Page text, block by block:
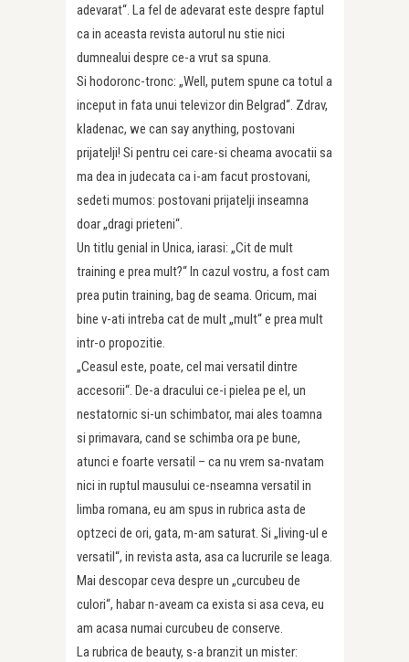
adevarat“. La fel de adevarat este despre faptul
ca in aceasta revista autorul nu stie nici
dumnealui despre ce-a vrut sa spuna.
Si hodoronc-tronc: „Well, putem spune ca totul a
inceput in fata unui televizor din Belgrad“. Zdrav,
kladenac, we can say anything, postovani
prijatelji! Si pentru cei care-si cheama avocatii sa
ma dea in judecata ca i-am facut prostovani,
sedeti mumos: postovani prijatelji inseamna
doar „dragi prieteni“.
Un titlu genial in Unica, iarasi: „Cit de mult
training e prea mult?“ In cazul vostru, a fost cam
prea putin training, bag de seama. Oricum, mai
bine v-ati intreba cat de mult „mult“ e prea mult
intr-o propozitie.
„Ceasul este, poate, cel mai versatil dintre
accesorii“. De-a dracului ce-i pielea pe el, un
nestatornic si-un schimbator, mai ales toamna
si primavara, cand se schimba ora pe bune,
atunci e foarte versatil – ca nu vrem sa-nvatam
nici in ruptul mausului ce-nseamna versatil in
limba romana, eu am spus in rubrica asta de
optzeci de ori, gata, m-am saturat. Si „living-ul e
versatil“, in revista asta, asa ca lucrurile se leaga.
Mai descopar ceva despre un „curcubeu de
culori“, habar n-aveam ca exista si asa ceva, eu
am acasa numai curcubeu de conserve.
La rubrica de beauty, s-a branzit un mister: